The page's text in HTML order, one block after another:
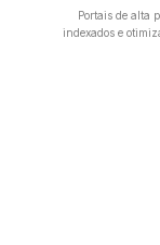
Portais de alta
indexados e